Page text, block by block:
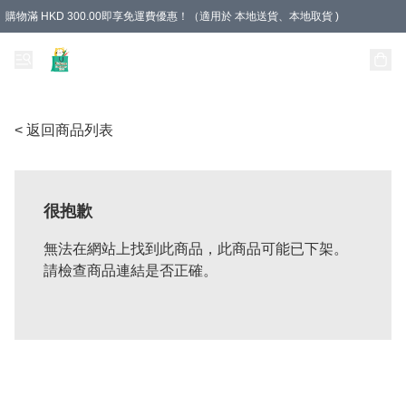
購物滿 HKD 300.00即享免運費優惠！（適用於 本地送貨、本地取貨 )
< 返回商品列表
很抱歉
無法在網站上找到此商品，此商品可能已下架。
請檢查商品連結是否正確。